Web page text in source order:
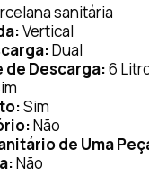
sanitária
Vertical
Dual
de Descarga:6
Sim
Não
de Uma
Não